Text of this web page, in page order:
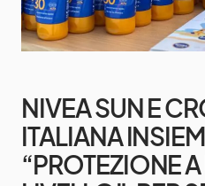
NIVEA SUN E
ITALIANA
“PROTEZIONE